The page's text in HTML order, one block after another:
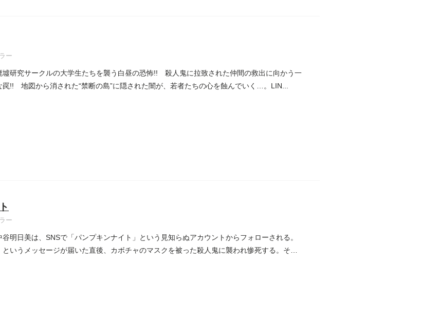
ー
墟研究サークルの大学生たちを襲う白昼の恐怖!! 殺人鬼に拉致された仲間の救出に向かう一
罠!! 地図から消された“禁断の島”に隠された闇が、若者たちの心を蝕んでいく…。LIN...
ー
明日美は、SNSで「パンプキンナイト」という見知らぬアカウントからフォローされる。
というメッセージが届いた直後、カボチャのマスクを被った殺人鬼に襲われ惨死する。そし